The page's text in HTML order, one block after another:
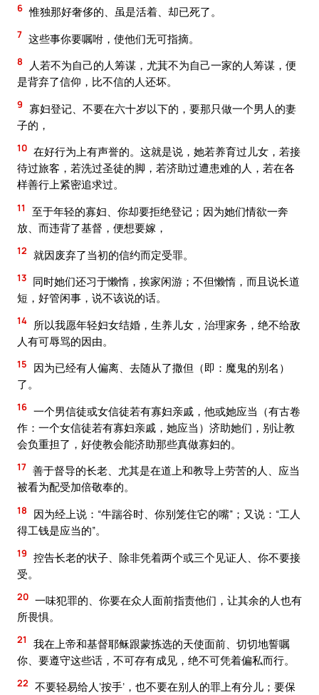
6 惟独那好奢侈的、虽是活着、却已死了。
7 这些事你要嘱咐，使他们无可指摘。
8
人若不为自己的人筹谋，尤萁不为自己一家的人筹谋，便
是背弃了信仰，比不信的人还坏。
9
寡妇登记、不要在六十岁以下的，要那只做一个男人的妻
子的，
10 在好行为上有声誉的。这就是说，她若养育过儿女，若接
待过旅客，若洗过圣徒的脚，若济助过遭患难的人，若在各
样善行上紧密追求过。
11
至于年轻的寡妇、你却要拒绝登记；因为她们情欲一奔
放、而违背了基督，便想要嫁，
12 就因废弃了当初的信约而定受罪。
13 同时她们还习于懒惰，挨家闲游；不但懒惰，而且说长道
短，好管闲事，说不该说的话。
14
所以我愿年轻妇女结婚，生养儿女，治理家务，绝不给敌
人有可辱骂的因由。
15
因为已经有人偏离、去随从了撒但（即：魔鬼的别名）
了。
16 一个男信徒或女信徒若有寡妇亲戚，他或她应当（有古卷
作：一个女信徒若有寡妇亲戚，她应当）济助她们，别让教
会负重担了，好使教会能济助那些真做寡妇的。
17 善于督导的长老、尤其是在道上和教导上劳苦的人、应当
被看为配受加倍敬奉的。
18
因为经上说：“牛踹谷时、你别笼住它的嘴”；又说：“工人
得工钱是应当的”。
19 控告长老的状子、除非凭着两个或三个见证人、你不要接
受。
20 一味犯罪的、你要在众人面前指责他们，让其余的人也有
所畏惧。
21
我在上帝和基督耶稣跟蒙拣选的天使面前、切切地誓嘱
你、要遵守这些话，不可存有成见，绝不可凭着偏私而行。
22 不要轻易给人‘按手’，也不要在别人的罪上有分儿；要保